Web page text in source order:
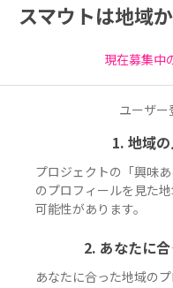
スマウトは地域
現在募集中
ユーザー
1. 地域
プロジェクトの「興味
のプロフィールを見た
可能性があります。
2. あなたに
あなたに合った地域の